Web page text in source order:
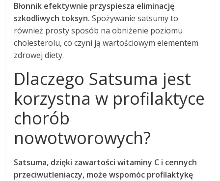
Błonnik efektywnie przyspiesza eliminację
szkodliwych toksyn. Spożywanie satsumy to
również prosty sposób na obniżenie poziomu
cholesterolu, co czyni ją wartościowym elementem
zdrowej diety.
Dlaczego Satsuma jest
korzystna w profilaktyce
chorób
nowotworowych?
Satsuma, dzięki zawartości witaminy C i cennych
przeciwutleniaczy, może wspomóc profilaktykę